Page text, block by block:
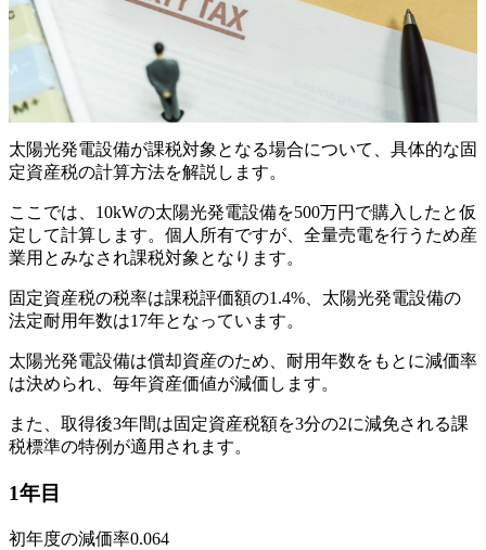
太陽光発電設備が課税対象となる場合について、具体的な固
定資産税の計算方法を解説します。
ここでは、10kWの太陽光発電設備を500万円で購入したと仮
定して計算します。個人所有ですが、全量売電を行うため産
業用とみなされ課税対象となります。
固定資産税の税率は課税評価額の1.4%、太陽光発電設備の
法定耐用年数は17年となっています。
太陽光発電設備は償却資産のため、耐用年数をもとに減価率
は決められ、毎年資産価値が減価します。
また、取得後3年間は固定資産税額を3分の2に減免される課
税標準の特例が適用されます。
1年目
初年度の減価率0.064